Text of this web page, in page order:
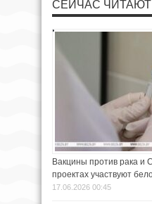
СЕЙЧАС ЧИТАЮТ
Вакцины против рака и
проектах участвуют
17.06.2026 00:45